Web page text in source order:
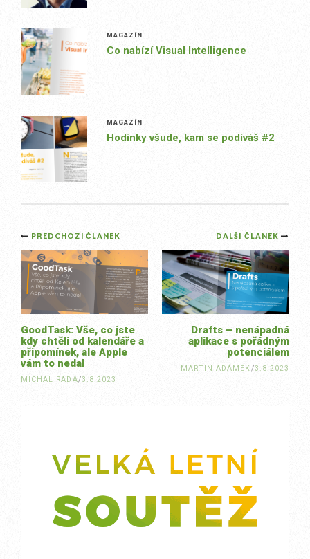
MAGAZÍN
Co nabízí Visual Intelligence
MAGAZÍN
Hodinky všude, kam se podíváš #2
Post
navigation
DALŠÍ ČLÁNEK
Drafts – nenápadná
aplikace s pořádným
potenciálem
MARTIN ADÁMEK/3.8.2023
PŘEDCHOZÍ ČLÁNEK
GoodTask: Vše, co jste
kdy chtěli od kalendáře a
připomínek, ale Apple
vám to nedal
MICHAL RADA/3.8.2023